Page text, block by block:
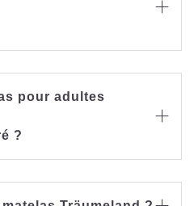

pour adultes
?
